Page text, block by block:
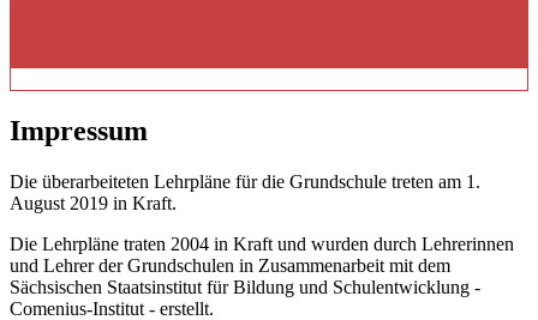
Impressum
Die überarbeiteten Lehrpläne für die Grundschule treten am 1.
August 2019 in Kraft.
Die Lehrpläne traten 2004 in Kraft und wurden durch Lehrerinnen
und Lehrer der Grundschulen in Zusammenarbeit mit dem
Sächsischen Staatsinstitut für Bildung und Schulentwicklung -
Comenius-Institut - erstellt.